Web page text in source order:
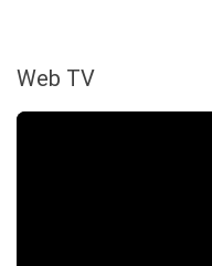
Web TV